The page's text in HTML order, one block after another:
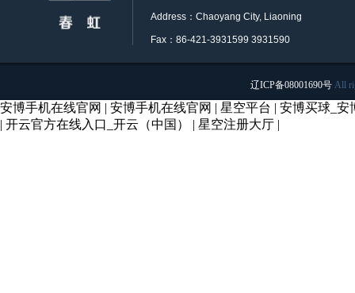
Address：Chaoyang City, Liaoning
Fax：86-421-3931599 3931590
辽ICP备08001690号 All
安博手机在线官网 | 安博手机在线官网 | 星空平台 | 安博买球_安
| 开云官方在线入口_开云（中国） | 星空注册大厅 |